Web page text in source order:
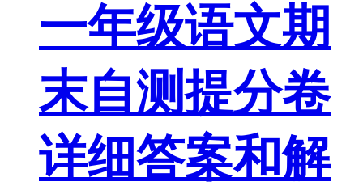
一年级语文期
末自测提分卷
详细答案和解